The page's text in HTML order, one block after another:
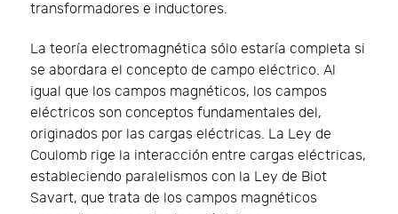
transformadores e inductores.
La teoría electromagnética sólo estaría completa si
se abordara el concepto de campo eléctrico. Al
igual que los campos magnéticos, los campos
eléctricos son conceptos fundamentales del,
originados por las cargas eléctricas. La Ley de
Coulomb rige la interacción entre cargas eléctricas,
estableciendo paralelismos con la Ley de Biot
Savart, que trata de los campos magnéticos